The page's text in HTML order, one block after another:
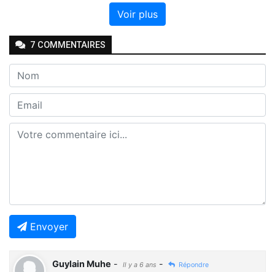
Voir plus
7 COMMENTAIRES
Envoyer
Guylain Muhe - Il y a 6 ans - Répondre